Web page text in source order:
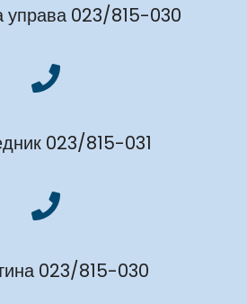
управа 023/815-030
023/815-031
023/815-030